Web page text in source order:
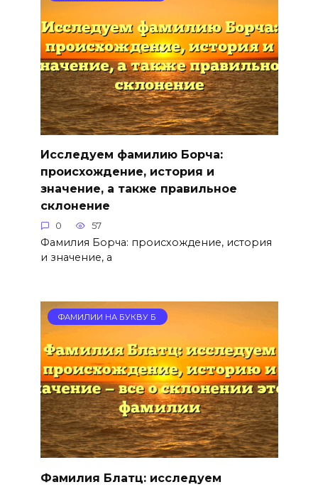
Исследуем фамилию Борча:
происхождение, история и
значение, а также правильное
склонение
0 57
Фамилия Борча: происхождение, история
и значение, а
ФАМИЛИИ НА БУКВУ Б
Фамилия Блатц: исследуем